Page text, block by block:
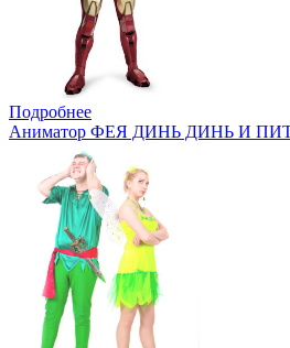
Подробнее
Аниматор ФЕЯ ДИНЬ ДИНЬ И